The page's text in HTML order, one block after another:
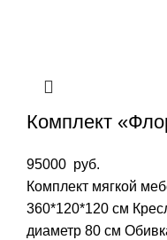
Комплект
95000 руб.
Комплект мягкой
360*120*120 см
диаметр 80 см